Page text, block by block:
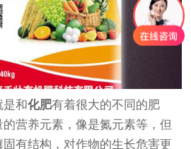
和化肥有着很大的不同的肥
营养元素，像是氮元素等，但
有结构，对作物的生长危害更